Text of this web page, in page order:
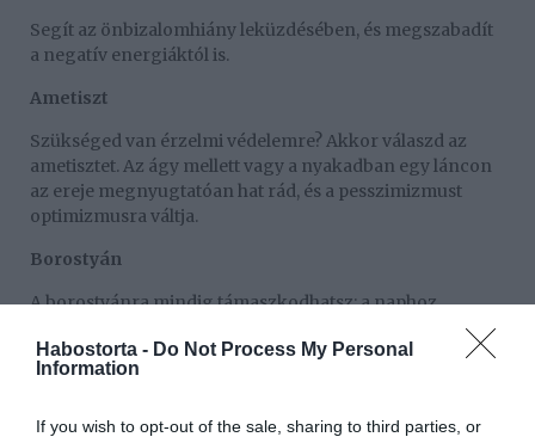
Habostorta - Do Not Process My Personal
Information
If you wish to opt-out of the sale, sharing to third parties, or
Segít az önbizalomhiány leküzdésében, és megszabadít
a negatív energiáktól is.
Ametiszt
Szükséged van érzelmi védelemre? Akkor válaszd az
ametisztet. Az ágy mellett vagy a nyakadban egy láncon
az ereje megnyugtatóan hat rád, és a pesszimizmust
optimizmusra váltja.
Borostyán
A borostyánra mindig támaszkodhatsz: a naphoz
meleget ad. Tekints rá személyes testőrként, aki megvéd
a félelmeidtől. És: életörömöt és vonzó karizmát ad.
Kék kalcit